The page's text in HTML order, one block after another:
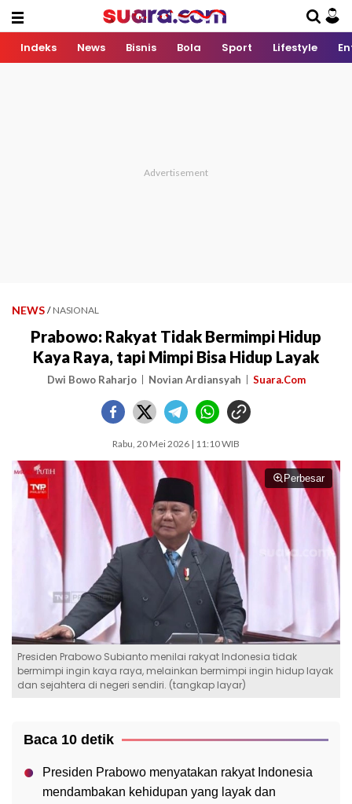
Indeks News Bisnis Bola Sport Lifestyle
NEWS / NASIONAL
Prabowo: Rakyat Tidak Bermimpi Hidup
Kaya Raya, tapi Mimpi Bisa Hidup Layak
Dwi Bowo Raharjo Novian Ardiansyah Suara.Com
Rabu, 20 Mei 2026 | 11:10 WIB
Perbesar
Presiden Prabowo Subianto menilai rakyat Indonesia tidak
bermimpi ingin kaya raya, melainkan bermimpi ingin hidup layak
dan sejahtera di negeri sendiri. (tangkap layar)
Baca 10 detik
Presiden Prabowo menyatakan rakyat Indonesia
mendambakan kehidupan yang layak dan